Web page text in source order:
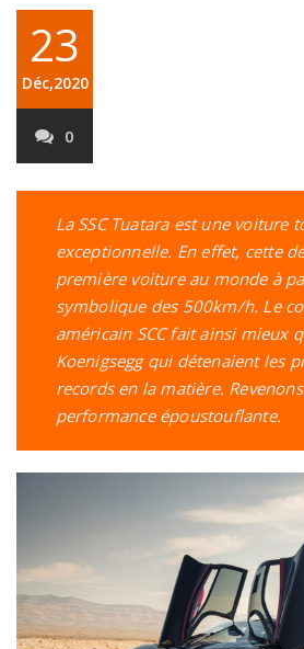
23
Déc,2020
0
La SSC Tuatara est une voiture
exceptionnelle. En effet, cette
première voiture au monde à
symbolique des 500km/h. Le
américain SCC fait ainsi mieux
Koenigsegg qui détenaient les
records en la matière.
performance époustouflante.